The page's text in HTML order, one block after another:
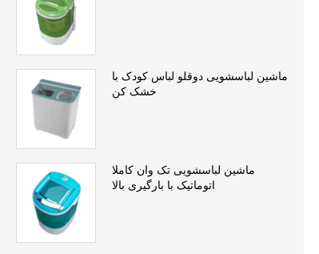
ماشین لباسشویی دوقلو لباس کودک با
خشک کن
ماشین لباسشویی تک وان کاملا
اتوماتیک با بارگیری بالا